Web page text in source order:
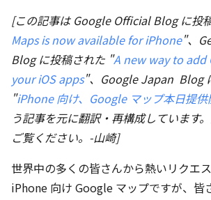
[この記事は Google Official Blog に投
Maps is now available for iPhone"、
Blog に投稿された "A new way to add
your iOS apps"、Google Japan Blog
"iPhone 向け、Google マップ本日提供
う記事を元に翻訳・再構成しています
ご覧ください。-山崎]
世界中の多くの皆さんから熱いリクエ
iPhone 向け Google マップですが、皆